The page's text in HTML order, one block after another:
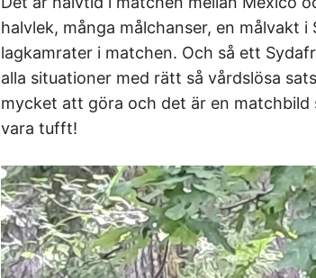
halvlek, många målchanser, en målvakt
lagkamrater i matchen. Och så ett
alla situationer med rätt så vårdslösa
mycket att göra och det är en matchbild
vara tufft!